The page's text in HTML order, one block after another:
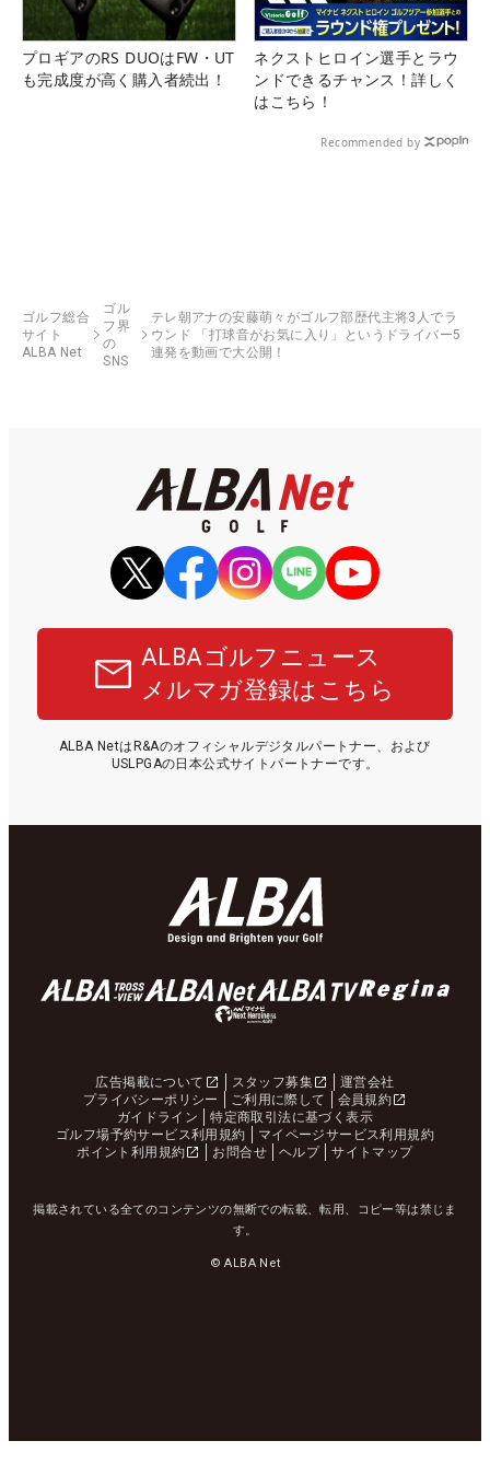
プロギアのRS DUOはFW・UT
も完成度が高く購入者続出！
ネクストヒロイン選手とラウ
ンドできるチャンス！詳しく
はこちら！
Recommended by
ゴルフ総合
サイト
ALBA Net
ゴル
フ界
の
SNS
テレ朝アナの安藤萌々がゴルフ部歴代主将3人でラ
ウンド 「打球音がお気に入り」というドライバー5
連発を動画で大公開！
ALBAゴルフニュース
メルマガ登録はこちら
ALBA NetはR&Aのオフィシャルデジタルパートナー、および
USLPGAの日本公式サイトパートナーです。
広告掲載について スタッフ募集
運営会社
プライバシーポリシー
ご利用に際して
会員規約
ガイドライン
特定商取引法に基づく表示
ゴルフ場予約サービス利用規約
マイページサービス利用規約
ポイント利用規約
お問合せ ヘルプ サイトマップ
掲載されている全てのコンテンツの無断での転載、転用、コピー等は禁じま
す。
© ALBA Net